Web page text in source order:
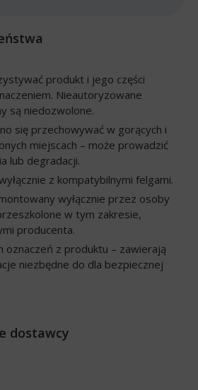
produkt i jego części
Nieautoryzowane
są niedozwolone.
się przechowywać w gorących i
miejscach – może prowadzić
lub degradacji.
z kompatybilnymi felgami.
wyłącznie przez osoby
w tym zakresie,
producenta.
oznaczeń z produktu – zawierają
niezbędne do dla bezpiecznej
dostawcy